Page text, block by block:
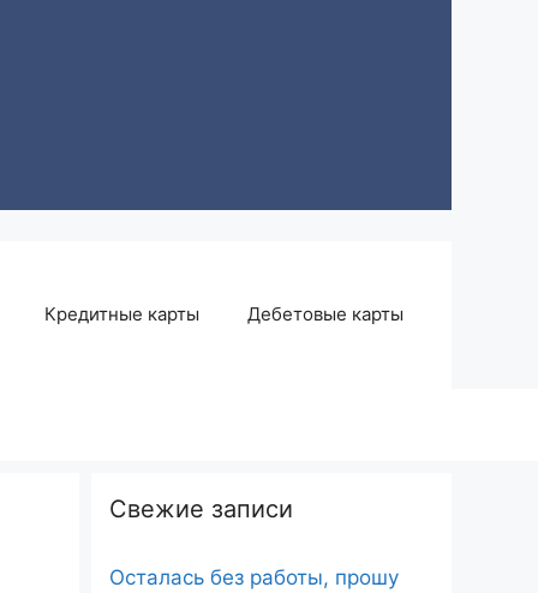
Кредитные карты Дебетовые карты
Свежие записи
Осталась без работы, прошу